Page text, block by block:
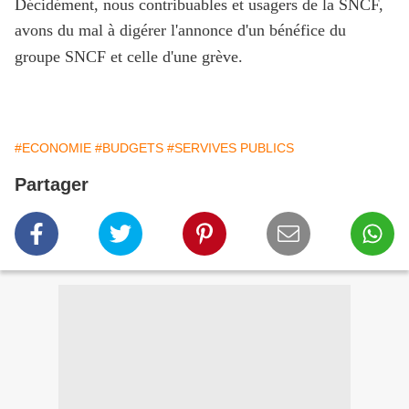
Décidément, nous contribuables et usagers de la SNCF,
avons du mal à digérer l'annonce d'un bénéfice du
groupe SNCF et celle d'une grève.
#ECONOMIE #BUDGETS #SERVIVES PUBLICS
Partager